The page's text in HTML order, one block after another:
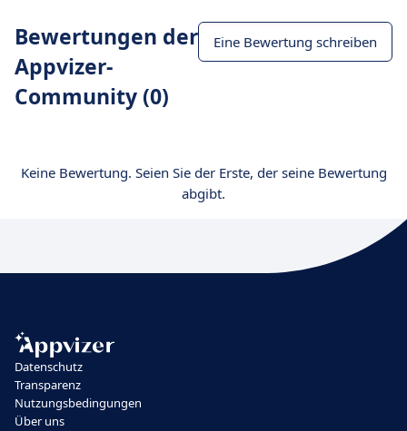
Bewertungen der
Appvizer-
Community (0)
Eine Bewertung schreiben
Keine Bewertung. Seien Sie der Erste, der seine Bewertung
abgibt.
Datenschutz
Transparenz
Nutzungsbedingungen
Über uns